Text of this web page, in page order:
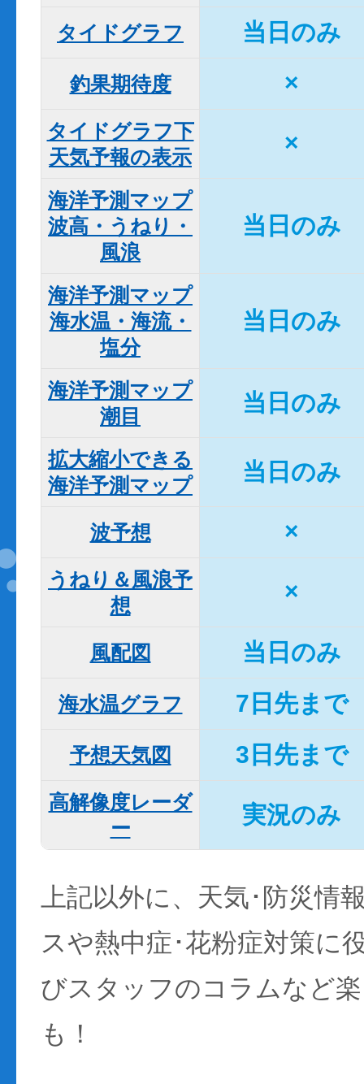
タイドグラフ 当日のみ
釣果期待度 ×
タイドグラフ下
天気予報の表示
×
海洋予測マップ
波高・うねり・
風浪
当日のみ
海洋予測マップ
海水温・海流・
塩分
当日のみ
海洋予測マップ
潮目
当日のみ
拡大縮小できる
海洋予測マップ
当日のみ
波予想 ×
うねり＆風浪予
想
×
風配図 当日のみ
海水温グラフ 7日先まで
予想天気図 3日先まで
高解像度レーダ
ー
実況のみ
上記以外に、天気･防災情
スや熱中症･花粉症対策に
びスタッフのコラムなど
も！